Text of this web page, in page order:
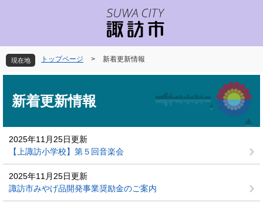
先
頭
を
飛
文
現在地 トップページ > 新着更新情報
新着更新情報
2025年11月25日更新
【上諏訪小学校】第５回音楽会
2025年11月25日更新
諏訪市みやげ品開発事業奨励金のご案内